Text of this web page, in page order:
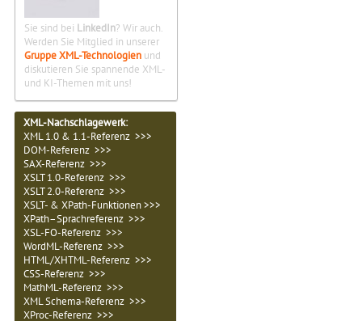
Sie sind bei LinkedIn? Wir auch.
Werden Sie Mitglied in unserer
Gruppe XML-Technologien und
diskutieren Sie spannende XML-
und KI-Themen mit uns!
XML-Nachschlagewerk:
XML 1.0 & 1.1-Referenz >>>
DOM-Referenz >>>
SAX-Referenz >>>
XSLT 1.0-Referenz >>>
XSLT 2.0-Referenz >>>
XSLT- & XPath-Funktionen >>>
XPath–Sprachreferenz >>>
XSL-FO-Referenz >>>
WordML-Referenz >>>
HTML/XHTML-Referenz >>>
CSS-Referenz >>>
MathML-Referenz >>>
XML Schema-Referenz >>>
XProc-Referenz >>>